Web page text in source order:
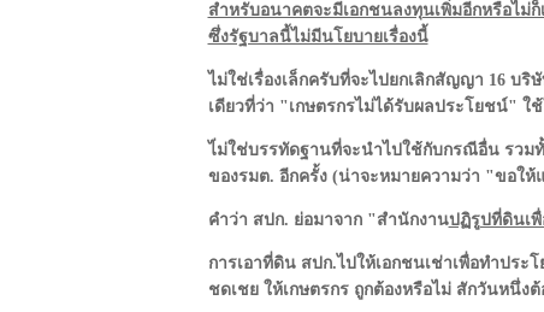
สำหรับอนาคตจะมีเอกชนลงทุนเพิ่มอีกหรือไม่
ซึ่งรัฐบาลนี้ไม่มีนโยบายเรื่องนี้
ไม่ใช่เรื่องเล็กครับที่จะไปยกเลิกสัญญา 16 บ
เดียวที่ว่า "เกษตรกรไม่ได้รับผลประโยชน์" ใ
ไ่ม่ใช่บรรทัดฐานที่จะนำไปใช้กับกรณีอื่น รวม
ของรมต. อีกครั้ง (น่าจะหมายความว่า "ขอให้
คำว่า สปก. ย่อมาจาก "สำนักงานปฏิรูปที่ดินเพื่
การเอาที่ดิน สปก.ไปให้เอกชนเช่าเพื่อทำปร
ชดเชย ให้เกษตรกร ถูกต้องหรือไม่ สักวันหนึ่ง